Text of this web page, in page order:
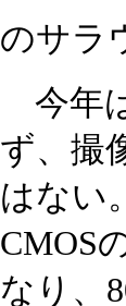
のサラ
今年
ず、撮
はない
CMOS
なり、